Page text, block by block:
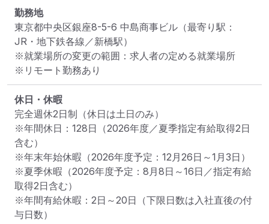
勤務地
東京都中央区銀座8-5-6 中島商事ビル （最寄り駅：
JR・地下鉄各線／新橋駅）
※就業場所の変更の範囲：求人者の定める就業場所
※リモート勤務あり
休日・休暇
完全週休2日制（休日は土日のみ）
※年間休日：128日（2026年度／夏季指定有給取得2日
含む）
※年末年始休暇（2026年度予定：12月26日～1月3日）
※夏季休暇（2026年度予定：8月8日～16日／指定有給
取得2日含む）
※年間有給休暇：2日～20日（下限日数は入社直後の付
与日数）